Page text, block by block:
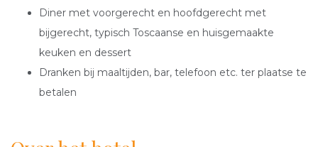
Diner met voorgerecht en hoofdgerecht met
bijgerecht, typisch Toscaanse en huisgemaakte
keuken en dessert
Dranken bij maaltijden, bar, telefoon etc. ter plaatse te
betalen